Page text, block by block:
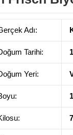
Adı:
Tarihi:
Yeri: